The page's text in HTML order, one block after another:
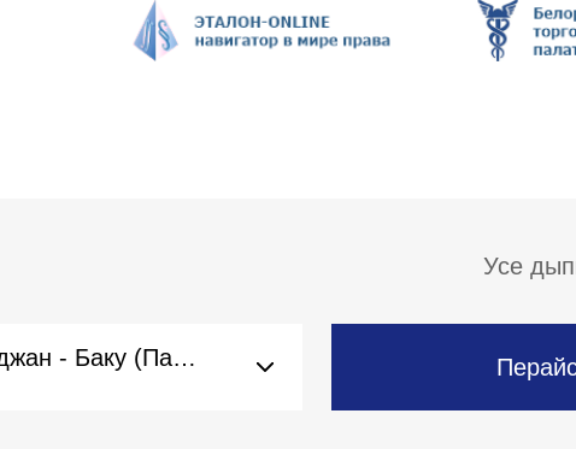
Усе
Азербайджан - Баку (Пасольства)